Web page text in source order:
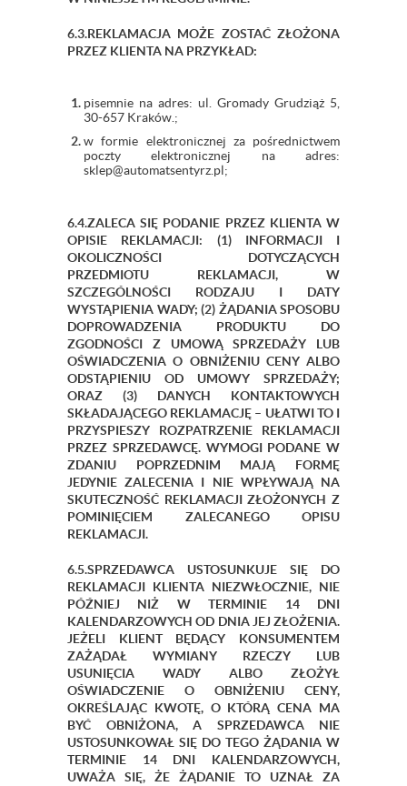
6.3.REKLAMACJA MOŻE ZOSTAĆ ZŁOŻONA
PRZEZ KLIENTA NA PRZYKŁAD:
pisemnie na adres: ul. Gromady Grudziąż 5,
30-657 Kraków.;
w formie elektronicznej za pośrednictwem
poczty elektronicznej na adres:
sklep@automatsentyrz.pl;
6.4.ZALECA SIĘ PODANIE PRZEZ KLIENTA W
OPISIE REKLAMACJI: (1) INFORMACJI I
OKOLICZNOŚCI DOTYCZĄCYCH
PRZEDMIOTU REKLAMACJI, W
SZCZEGÓLNOŚCI RODZAJU I DATY
WYSTĄPIENIA WADY; (2) ŻĄDANIA SPOSOBU
DOPROWADZENIA PRODUKTU DO
ZGODNOŚCI Z UMOWĄ SPRZEDAŻY LUB
OŚWIADCZENIA O OBNIŻENIU CENY ALBO
ODSTĄPIENIU OD UMOWY SPRZEDAŻY;
ORAZ (3) DANYCH KONTAKTOWYCH
SKŁADAJĄCEGO REKLAMACJĘ – UŁATWI TO I
PRZYSPIESZY ROZPATRZENIE REKLAMACJI
PRZEZ SPRZEDAWCĘ. WYMOGI PODANE W
ZDANIU POPRZEDNIM MAJĄ FORMĘ
JEDYNIE ZALECENIA I NIE WPŁYWAJĄ NA
SKUTECZNOŚĆ REKLAMACJI ZŁOŻONYCH Z
POMINIĘCIEM ZALECANEGO OPISU
REKLAMACJI.
6.5.SPRZEDAWCA USTOSUNKUJE SIĘ DO
REKLAMACJI KLIENTA NIEZWŁOCZNIE, NIE
PÓŹNIEJ NIŻ W TERMINIE 14 DNI
KALENDARZOWYCH OD DNIA JEJ ZŁOŻENIA.
JEŻELI KLIENT BĘDĄCY KONSUMENTEM
ZAŻĄDAŁ WYMIANY RZECZY LUB
USUNIĘCIA WADY ALBO ZŁOŻYŁ
OŚWIADCZENIE O OBNIŻENIU CENY,
OKREŚLAJĄC KWOTĘ, O KTÓRĄ CENA MA
BYĆ OBNIŻONA, A SPRZEDAWCA NIE
USTOSUNKOWAŁ SIĘ DO TEGO ŻĄDANIA W
TERMINIE 14 DNI KALENDARZOWYCH,
UWAŻA SIĘ, ŻE ŻĄDANIE TO UZNAŁ ZA